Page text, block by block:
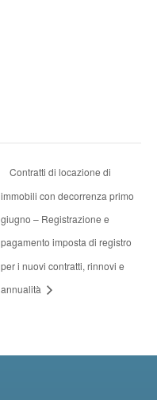
Contratti di locazione di
immobili con decorrenza primo
giugno – Registrazione e
pagamento imposta di registro
per i nuovi contratti, rinnovi e
annualità